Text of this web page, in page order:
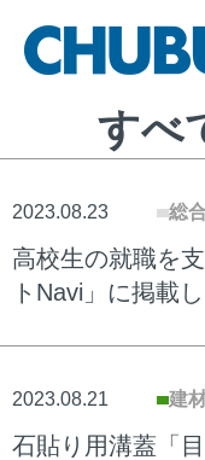
総合TOP
すべ
2023.08.23 総
高校生の就職を
トNavi」に掲載
2023.08.21 建
石貼り用溝蓋「